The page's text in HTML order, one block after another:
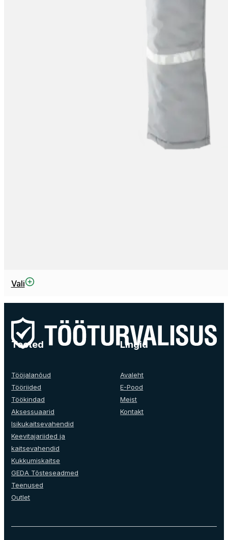
Vali
Sellel
on
mitu
varianti.
Valikuid
saab
tootelehel.
Tooted
Tööjalanõud
Tööriided
Töökindad
Aksessuaarid
Isikukaitsevahendid
Keevitajariided ja
kaitsevahendid
Kukkumiskaitse
GEDA Tõsteseadmed
Teenused
Outlet
Lingid
Avaleht
E-Pood
Meist
Kontakt